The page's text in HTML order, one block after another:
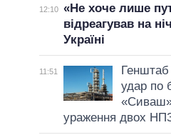
12:10 «Не хоче лише
відреагував на
Україні
11:51
Генштаб
удар по
«Сиваш»
ураження двох